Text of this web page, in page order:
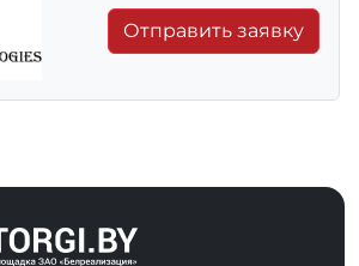
Отправить заявку